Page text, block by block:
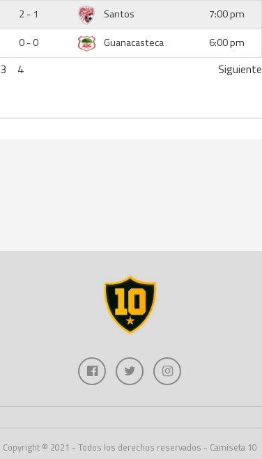
2 - 1 Santos
7:00 pm
0 - 0 Guanacasteca 6:00 pm
3 4 Siguiente
Copyright © 2021 - Todos los derechos reservados - Camiseta 10